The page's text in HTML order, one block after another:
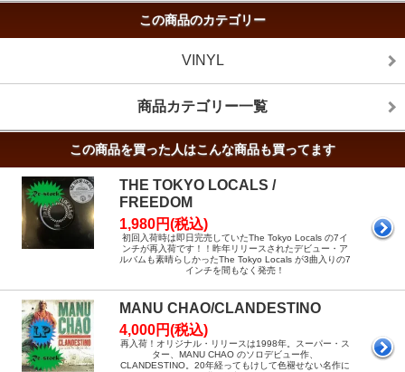
この商品のカテゴリー
VINYL
商品カテゴリー一覧
この商品を買った人はこんな商品も買ってます
THE TOKYO LOCALS /
FREEDOM
1,980円(税込)
初回入荷時は即日完売していたThe Tokyo Locals の7イ
ンチが再入荷です！！昨年リリースされたデビュー・ア
ルバムも素晴らしかったThe Tokyo Locals が3曲入りの7
インチを間もなく発売！
MANU CHAO/CLANDESTINO
4,000円(税込)
再入荷！オリジナル・リリースは1998年。スーパー・ス
ター、MANU CHAO のソロデビュー作、
CLANDESTINO。20年経ってもけして色褪せない名作に